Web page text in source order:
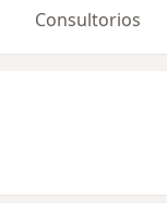
Consultorios